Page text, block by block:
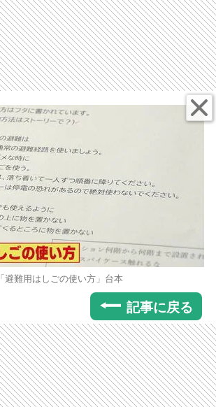
「避難用はしごの使い方」台本
記事に戻る